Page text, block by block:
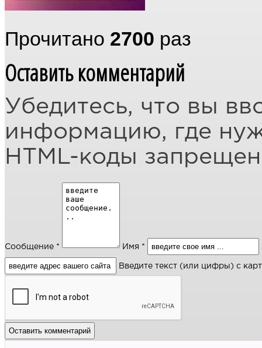
Прочитано 2700 раз
Оставить комментарий
Убедитесь, что вы
информацию, где
HTML-коды
Сообщение * Имя *
Введите текст (или цифры) с